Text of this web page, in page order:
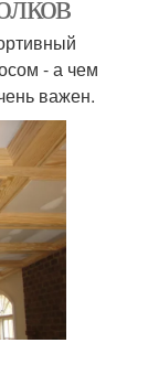
- а чем
важен.